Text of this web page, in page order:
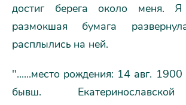
достиг берега около меня.
размокшая бумага
расплылись на ней.
"......место рождения: 14 авг. 1900
бывш.